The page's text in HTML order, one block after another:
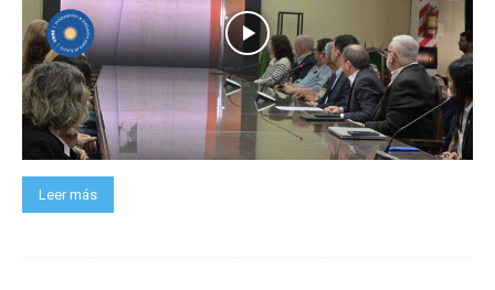
Leer más